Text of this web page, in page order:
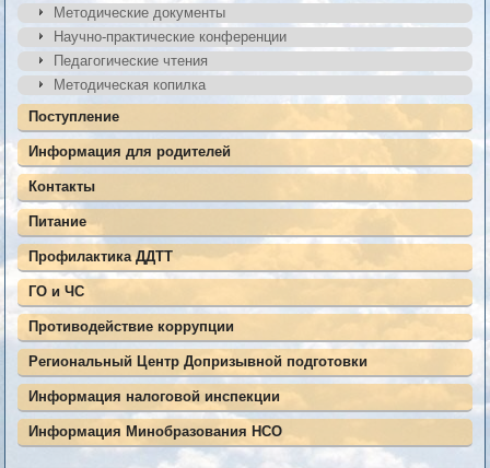
Методические документы
Научно-практические конференции
Педагогические чтения
Методическая копилка
Поступление
Информация для родителей
Контакты
Питание
Профилактика ДДТТ
ГО и ЧС
Противодействие коррупции
Региональный Центр Допризывной подготовки
Информация налоговой инспекции
Информация Минобразования НСО